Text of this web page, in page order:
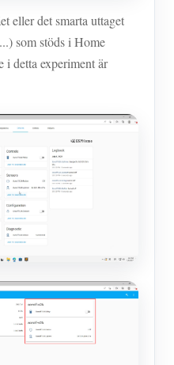
eller det smarta uttaget
som stöds i Home
i detta experiment är